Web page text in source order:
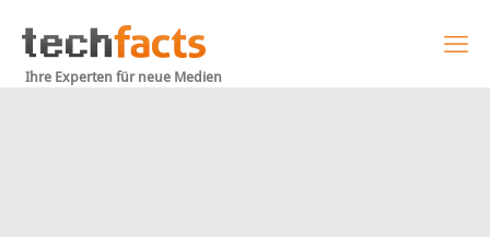
Ihre Experten für neue Medien